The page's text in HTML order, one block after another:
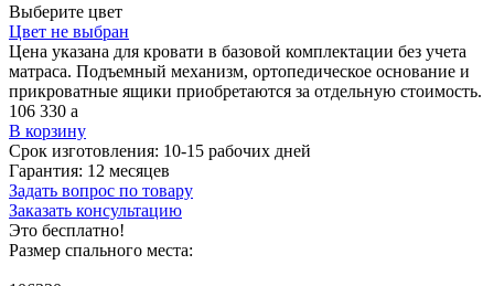
Выберите цвет
Цвет не выбран
Цена указана для кровати в базовой комплектации без учета
матраса. Подъемный механизм, ортопедическое основание и
прикроватные ящики приобретаются за отдельную стоимость.
106 330 a
В корзину
Срок изготовления: 10-15 рабочих дней
Гарантия: 12 месяцев
Задать вопрос по товару
Заказать консультацию
Это бесплатно!
Размер спального места: